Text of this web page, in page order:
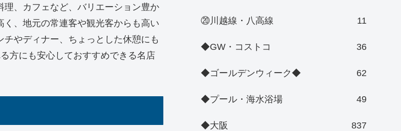
理、カフェなど、バリエーション豊か
、地元の常連客や観光客からも高い
やディナー、ちょっとした休憩にも
方にも安心しておすすめできる名店
⑳川越線・八高線 11
◆GW・コストコ 36
◆ゴールデンウィーク◆ 62
◆プール・海水浴場 49
◆大阪 837